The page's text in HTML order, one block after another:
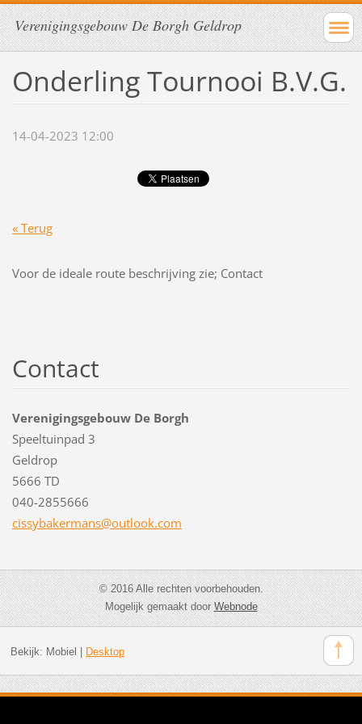
Verenigingsgebouw De Borgh Geldrop
Onderling Tournooi B.V.G.
14-04-2023 12:00
« Terug
Voor de ideale route beschrijving zie; Contact
Contact
Verenigingsgebouw De Borgh
Speeltuinpad 3
Geldrop
5666 TD
040-2855666
cissybakermans@outlook.com
© 2016 Alle rechten voorbehouden.
Mogelijk gemaakt doorWebnode
Bekijk: Mobiel Desktop